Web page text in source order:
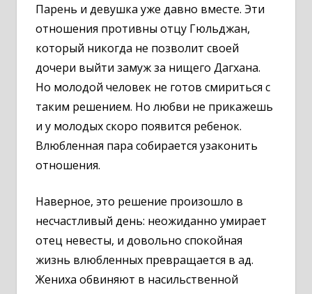
Парень и девушка уже давно вместе. Эти
отношения противны отцу Гюльджан,
который никогда не позволит своей
дочери выйти замуж за нищего Дагхана.
Но молодой человек не готов смириться с
таким решением. Но любви не прикажешь
и у молодых скоро появится ребенок.
Влюбленная пара собирается узаконить
отношения.
Наверное, это решение произошло в
несчастливый день: неожиданно умирает
отец невесты, и довольно спокойная
жизнь влюбленных превращается в ад.
Жениха обвиняют в насильственной